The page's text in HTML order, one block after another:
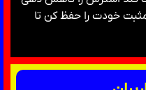
خودت را حفظ کن تا